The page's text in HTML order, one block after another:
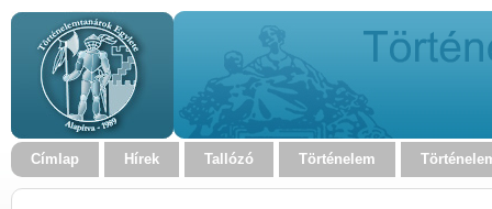
Címlap Hírek Tallózó Történelem